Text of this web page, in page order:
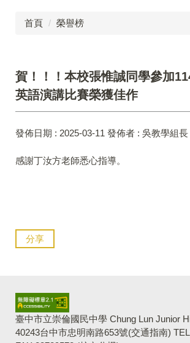
首頁 榮譽榜
賀！！！本校張惟誠同學參加
英語演講比賽榮獲佳作
發佈日期 : 2025-03-11 發佈者 : 吳教學組長
感謝丁汝方老師悉心指導。
分享
臺中市立崇倫國民中學 Chung Lun Junior
40243台中市忠明南路653號(交通指南)